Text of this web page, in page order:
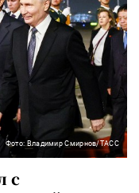
Фото: Владимир Смирнов/ТАСС
с